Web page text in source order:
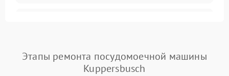
Проблемы с набором
воды
1800 ₽ Подробнее →
Этапы ремонта посудомоечной машины
Kuppersbusch